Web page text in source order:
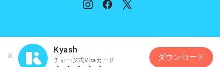
Kyash
チャージ式Visaカード ダウンロード